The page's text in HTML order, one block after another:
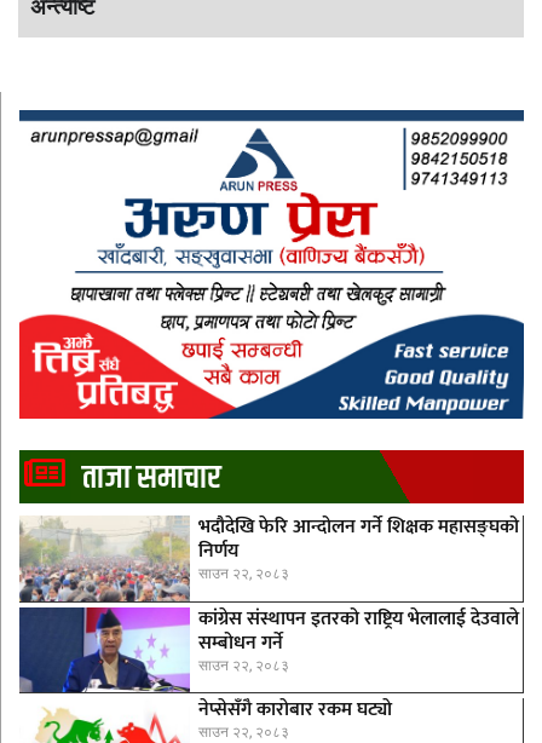
अन्त्येष्टि
ताजा समाचार
भदौदेखि फेरि आन्दोलन गर्ने शिक्षक महासङ्घको
निर्णय
साउन २२, २०८३
कांग्रेस संस्थापन इतरको राष्ट्रिय भेलालाई देउवाले
सम्बोधन गर्ने
साउन २२, २०८३
नेप्सेसँगै काराेबार रकम घट्याे
साउन २२, २०८३